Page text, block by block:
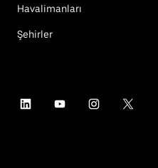
Havalimanları
Şehirler